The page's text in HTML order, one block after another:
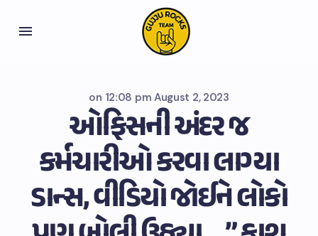
on 12:08 pm August 2, 2023
ઓફિસની અંદર જ
કર્મચારીઓ કરવા લાગ્યા
ડાન્સ, વીડિયો જોઈને લોકો